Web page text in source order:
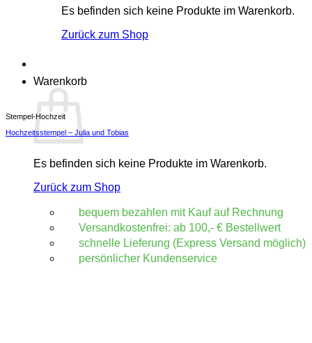
Es befinden sich keine Produkte im Warenkorb.
Zurück zum Shop
Warenkorb
Es befinden sich keine Produkte im Warenkorb.
Zurück zum Shop
bequem bezahlen mit Kauf auf Rechnung
Versandkostenfrei: ab 100,- € Bestellwert
schnelle Lieferung (Express Versand möglich)
persönlicher Kundenservice
Stempel-Hochzeit
Hochzeitsstempel – Julia und Tobias